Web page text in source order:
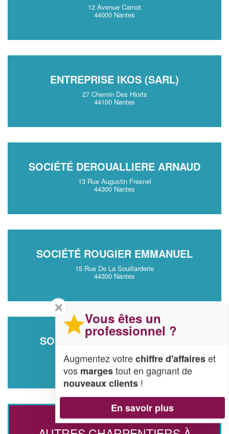
12 Avenue Carnot
44000 Nantes
ENTREPRISE IKOS (SARL)
27 Chemin Des Hiorts
44100 Nantes
SOCIÉTÉ DEROUALLIERE ARNAUD
13 Rue Augustin Fresnel
44300 Nantes
SOCIÉTÉ ROUGIER EMMANUEL
15 Rue De La Souillarderie
44300 Nantes
SOCIÉTÉ GINDRAUD ANTOINE
12 Rue Copernic
44000 Nantes
✕
Vous êtes un
professionnel ?
Augmentez votrechiffre d'affaireset
vos margestout en gagnant de
nouveaux clients !
En savoir plus